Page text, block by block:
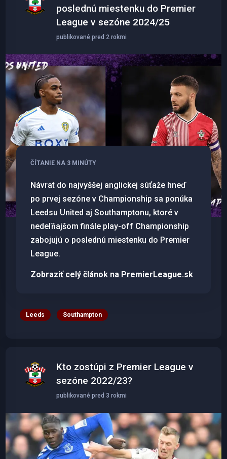
poslednú miestenku do Premier
League v sezóne 2024/25
publikované pred 2 rokmi
ČÍTANIE NA 3 MINÚTY
Návrat do najvyššej anglickej súťaže hneď
po prvej sezóne v Championship sa ponúka
Leedsu United aj Southamptonu, ktoré v
nedeľňajšom finále play-off Championship
zabojujú o poslednú miestenku do Premier
League.
Zobraziť celý článok na PremierLeague.sk
Leeds Southampton
Kto zostúpi z Premier League v
sezóne 2022/23?
publikované pred 3 rokmi